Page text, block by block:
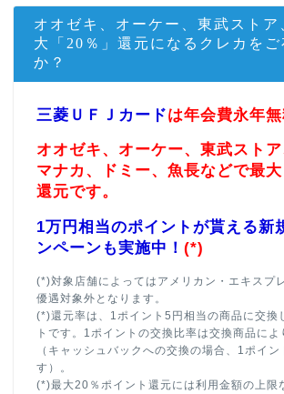
オオゼキ、オーケー、東武ストア
大「20％」還元になるクレカをご
か？
三菱ＵＦＪカードは年会費永年無
オオゼキ、オーケー、東武スト
マナカ、ドミー、魚長などで最
還元です。
1万円相当のポイントが貰える新
ンペーンも実施中！ (*)
(*)対象店舗によってはアメリカン・エキスプ
優遇対象外となります。
(*)還元率は、1ポイント5円相当の商品に交換
トです。1ポイントの交換比率は交換商品によ
（キャッシュバックへの交換の場合、1ポイン
す）。
(*)最大20％ポイント還元には利用金額の上限